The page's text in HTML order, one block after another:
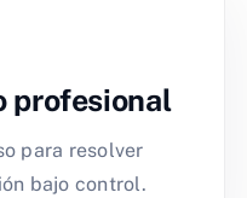
profesional
para resolver
bajo control.